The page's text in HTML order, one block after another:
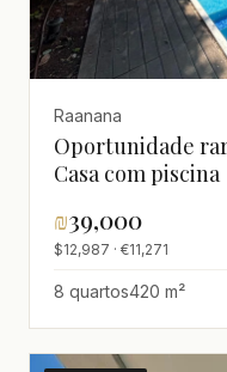
Raanana
Oportunidade
Casa com piscina
₪39,000
$12,987 · €11,271
8 quartos420 m²